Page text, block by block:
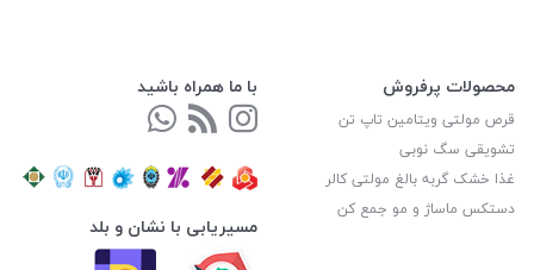
محصولات پرفروش
قرص مولتی ویتامین تاپ تن
تشویقی سگ نوبی
غذا خشک گربه بالغ مولتی کالر
دستکس ماساژ و مو جمع کن
با ما همراه باشید
مسیریابی با نشان و بلد